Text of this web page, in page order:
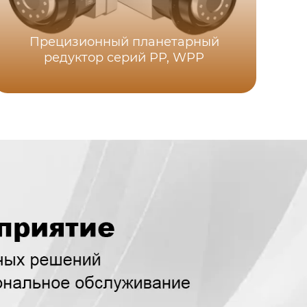
Прецизионный планетарный
редуктор серий PP, WPP